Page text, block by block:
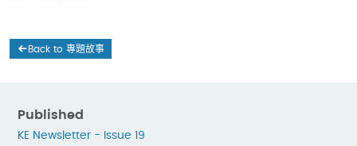
Back to 專題故事
Published
KE Newsletter - Issue 19